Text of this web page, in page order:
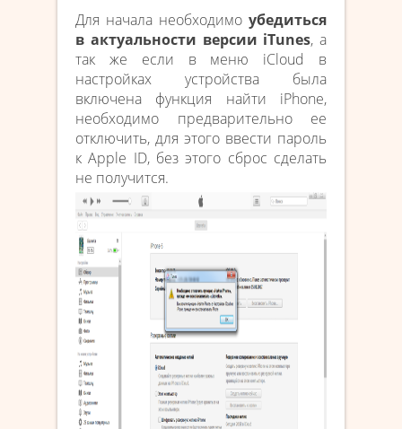
Для начала необходимо убедиться
в актуальности версии iTunes, а
так же если в меню iCloud в
настройках устройства была
включена функция найти iPhone,
необходимо предварительно ее
отключить, для этого ввести пароль
к Apple ID, без этого сброс сделать
не получится.